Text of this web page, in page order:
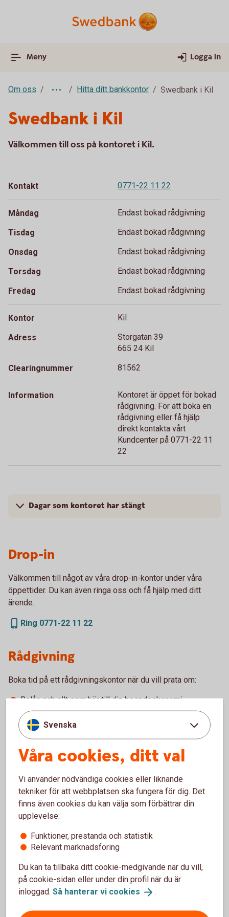
Meny Logga in
Om oss Hitta ditt bankkontor Swedbank i Kil
Swedbank i Kil
Välkommen till oss på kontoret i Kil.
Kontakt 0771-22 11 22
Måndag Endast bokad rådgivning
Tisdag Endast bokad rådgivning
Onsdag Endast bokad rådgivning
Torsdag Endast bokad rådgivning
Fredag Endast bokad rådgivning
Kontor Kil
Adress
Storgatan 39
665 24 Kil
Clearingnummer 81562
Information
Kontoret är öppet för bokad
rådgivning. För att boka en
rådgivning eller få hjälp
direkt kontakta vårt
Kundcenter på 0771-22 11
22
Dagar som kontoret har stängt
Drop-in
Välkommen till något av våra drop-in-kontor under våra
öppettider. Du kan även ringa oss och få hjälp med ditt
ärende.
Ring 0771-22 11 22
Rådgivning
Boka tid på ett rådgivningskontor när du vill prata om:
Bolån och allt som hör till din boendeekonomi
Ditt och din familjs sparande och placeringar
Pension och personförsäkringar
Betalnings-, finansierings- och tjänstepensionslösningar
Ring 0771-22 11 22 och boka rådgivning på kontor
Gör en enklare rådgivning själv.
Logga in och gör digitalrådgivning
Bankomat
Besök en bankomat för att sätta in och ta ut kontanter.
Hitta Bankomat(bankomat.se)
Svenska
Våra cookies, ditt val
Vi använder nödvändiga cookies eller liknande
tekniker för att webbplatsen ska fungera för dig. Det
finns även cookies du kan välja som förbättrar din
upplevelse:
Funktioner, prestanda och statistik
Relevant marknadsföring
Du kan ta tillbaka ditt cookie-medgivande när du vill,
på cookie-sidan eller under din profil när du är
inloggad. Så hanterar vi cookies .